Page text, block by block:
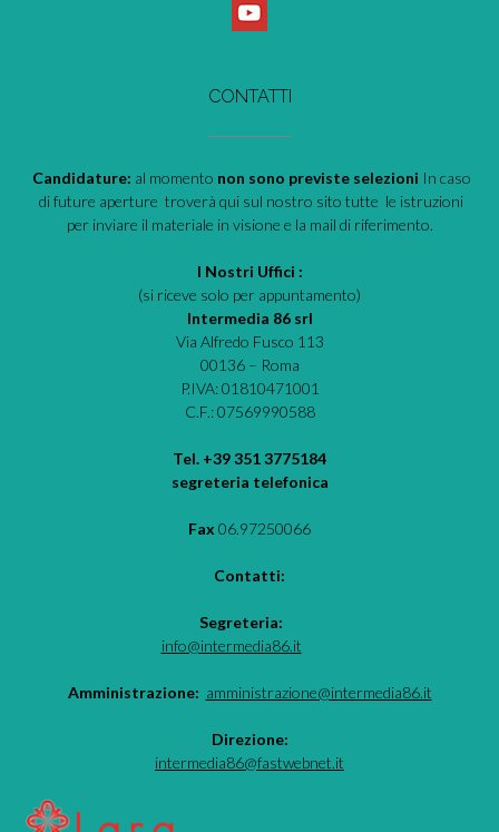
CONTATTI
Candidature: al momento non sono previste selezioni In caso
di future aperture troverà qui sul nostro sito tutte le istruzioni
per inviare il materiale in visione e la mail di riferimento.
I Nostri Uffici :
(si riceve solo per appuntamento)
Intermedia 86 srl
Via Alfredo Fusco 113
00136 – Roma
P.IVA: 01810471001
C.F.: 07569990588
Tel. +39 351 3775184
segreteria telefonica
Fax 06.97250066
Contatti:
Segreteria:
info@intermedia86.it
Amministrazione: amministrazione@intermedia86.it
Direzione:
intermedia86@fastwebnet.it